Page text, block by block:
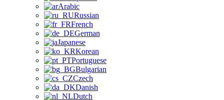
Arabic
Russian
French
German
Japanese
Korean
Portuguese
Bulgarian
Czech
Danish
Dutch